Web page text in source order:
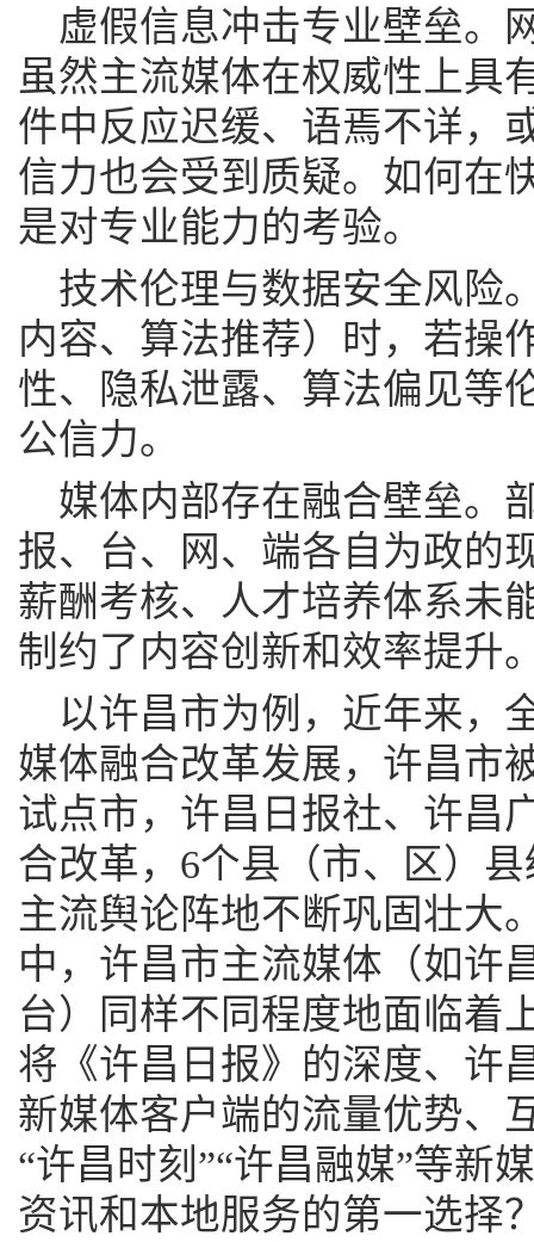
虚假信息冲击专业壁垒。
虽然主流媒体在权威性上具
件中反应迟缓、语焉不详，
信力也会受到质疑。如何在
是对专业能力的考验。
技术伦理与数据安全风险
内容、算法推荐）时，若操
性、隐私泄露、算法偏见等
公信力。
媒体内部存在融合壁垒。
报、台、网、端各自为政的
薪酬考核、人才培养体系未
制约了内容创新和效率提升
以许昌市为例，近年来，
媒体融合改革发展，许昌市
试点市，许昌日报社、许昌
合改革，6个县（市、区）
主流舆论阵地不断巩固壮大
中，许昌市主流媒体（如许
台）同样不同程度地面临着
将《许昌日报》的深度、许
新媒体客户端的流量优势、
“许昌时刻”“许昌融媒”等新
资讯和本地服务的第一选择